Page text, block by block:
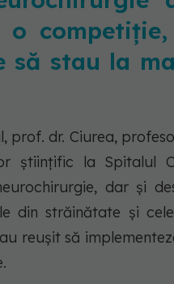
o
să stau la
prof. dr. Ciurea,
științific la Spitalul
dar și
din străinătate și
reușit să